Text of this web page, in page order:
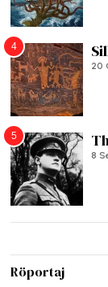
4
20
5
8
Röportaj